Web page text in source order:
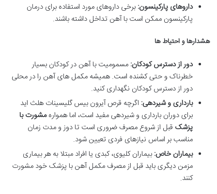
داروهای پارکینسون: برخی داروهای مورد استفاده برای درمان
پارکینسون ممکن است با آهن تداخل داشته باشند.
هشدارها و احتیاط ها
دور از دسترس کودکان: مسمومیت با آهن در کودکان بسیار
خطرناک و حتی کشنده است. همیشه مکمل های آهن را در محلی
دور از دسترس کودکان نگهداری کنید.
بارداری و شیردهی: اگرچه قرص آیرون بیس گلیسینات هلث اید
برای دوران بارداری و شیردهی مفید است، اما هموارهمشورت با
پزشک قبل از شروع مصرف ضروری است تا دوز و مدت زمان
مناسب بر اساس نیازهای فردی تعیین شود.
بیماران خاص: بیماران کلیوی، کبدی یا افراد مبتلا به هر بیماری
مزمن دیگری باید قبل از مصرف مکمل آهن با پزشک خود مشورت
کنند.